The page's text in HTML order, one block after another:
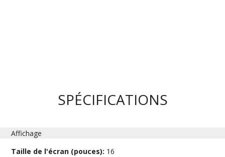
SPÉCIFICATIONS
Affichage
Taille de l'écran (pouces): 16